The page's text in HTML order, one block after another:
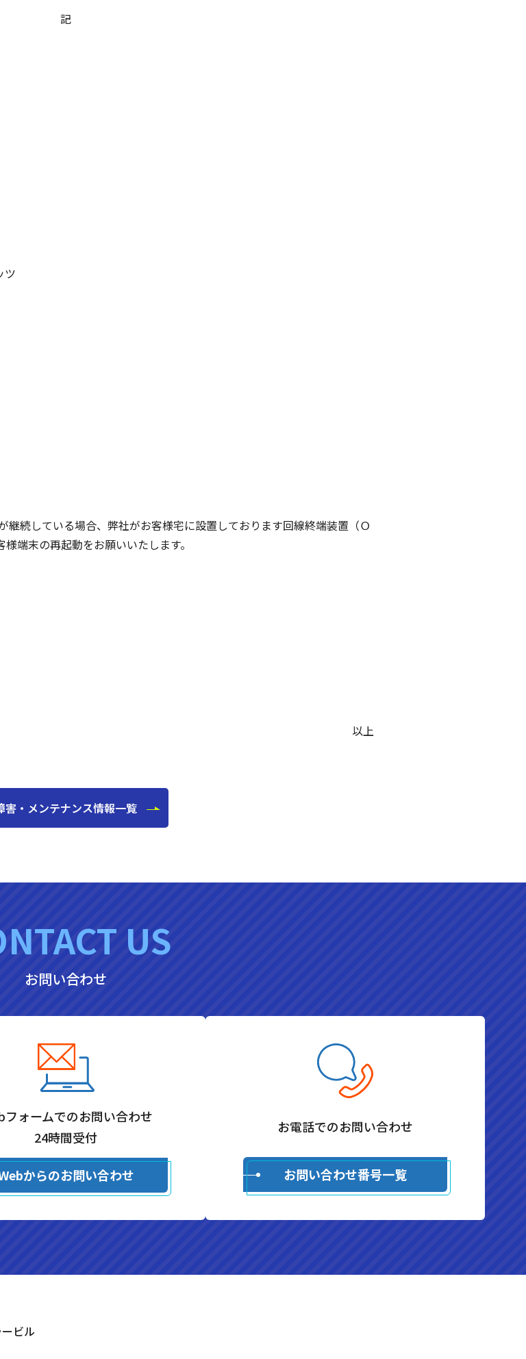
記
ツ
続している場合、弊社がお客様宅に設置しております回線終端装置（Ｏ
端末の再起動をお願いいたします。
以上
害・メンテナンス情報一覧
US
お問い合わせ
フォームでのお問い合わせ
24時間受付
からのお問い合わせ
お電話でのお問い合わせ
お問い合わせ番号一覧
ビル